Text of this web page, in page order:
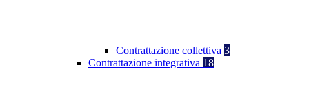
Contrattazione collettiva 3
Contrattazione integrativa 18